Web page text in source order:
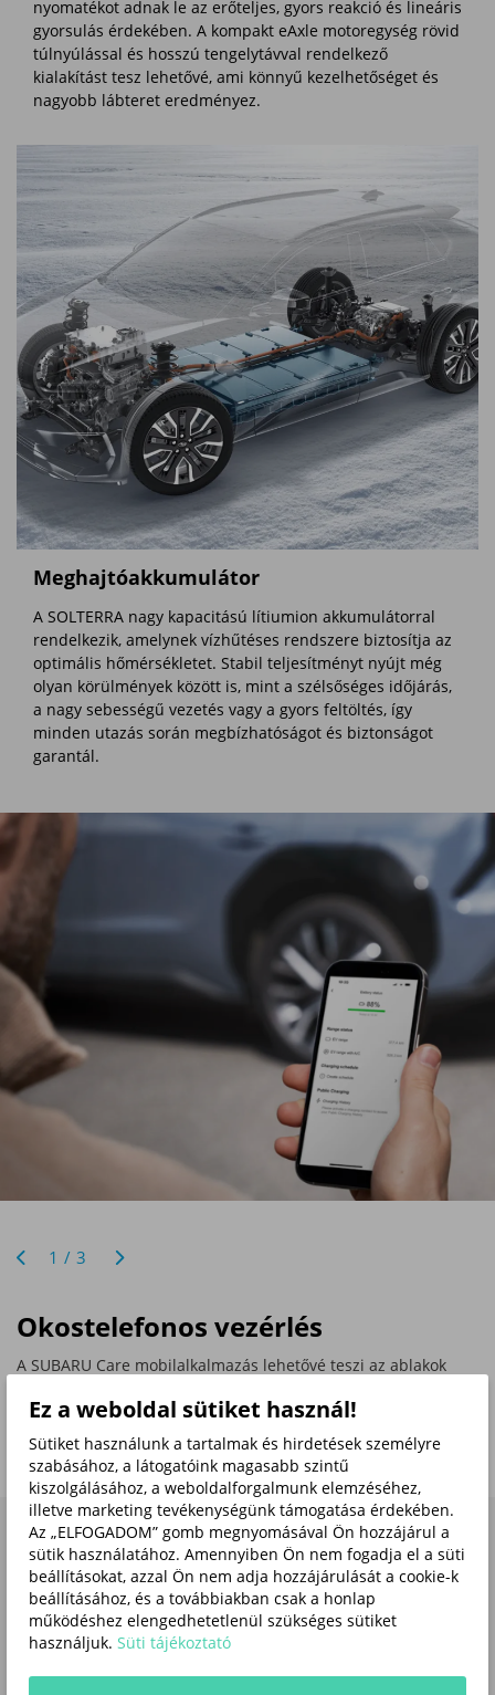
nyomatékot adnak le az erőteljes, gyors reakció és lineáris
gyorsulás érdekében. A kompakt eAxle motoregység rövid
túlnyúlással és hosszú tengelytávval rendelkező
kialakítást tesz lehetővé, ami könnyű kezelhetőséget és
nagyobb lábteret eredményez.
Meghajtóakkumulátor
A SOLTERRA nagy kapacitású lítiumion akkumulátorral
rendelkezik, amelynek vízhűtéses rendszere biztosítja az
optimális hőmérsékletet. Stabil teljesítményt nyújt még
olyan körülmények között is, mint a szélsőséges időjárás,
a nagy sebességű vezetés vagy a gyors feltöltés, így
minden utazás során megbízhatóságot és biztonságot
garantál.
1/3
Okostelefonos vezérlés
A SUBARU Care mobilalkalmazás lehetővé teszi az ablakok
távvezérelt légkondicionálását. Az akkumulátorral kapcsolatos
információk, úgy mint a töltöttség állapota, szintén elérhetők
az okostelefonos alkalmazáson keresztül.
Ez a weboldal sütiket használ!
Sütiket használunk a tartalmak és hirdetések személyre
szabásához, a látogatóink magasabb szintű
kiszolgálásához, a weboldalforgalmunk elemzéséhez,
illetve marketing tevékenységünk támogatása érdekében.
Az „ELFOGADOM” gomb megnyomásával Ön hozzájárul a
sütik használatához. Amennyiben Ön nem fogadja el a süti
beállításokat, azzal Ön nem adja hozzájárulását a cookie-k
beállításához, és a továbbiakban csak a honlap
működéshez elengedhetetlenül szükséges sütiket
használjuk. Süti tájékoztató